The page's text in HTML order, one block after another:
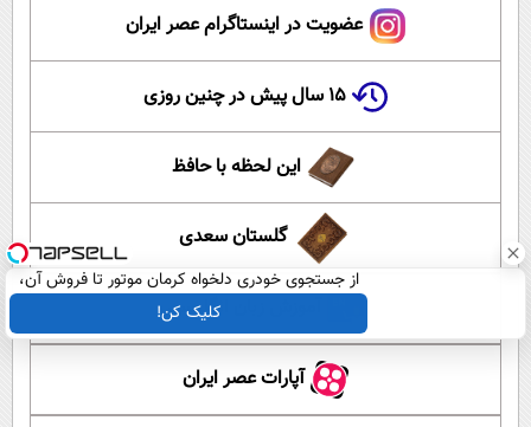
عضویت در اینستاگرام عصر ایران
۱۵ سال پیش در چنین روزی
این لحظه با حافظ
گلستان سعدی
آموزش زبان انگلیسی
آپارات عصر ایران
از جستجوی خودری دلخواه کرمان موتور تا فروش آن،
ساده، بی واسطه و مستقیم
کلیک کن!